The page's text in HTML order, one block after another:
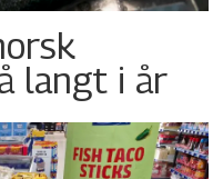
langt i år